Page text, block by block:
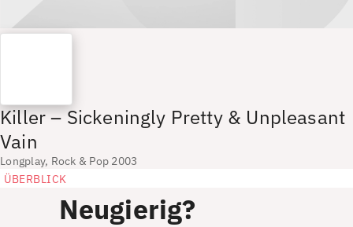
Killer – Sickeningly Pretty & Unpleasant
Vain
Longplay, Rock & Pop 2003
ÜBERBLICK
Neugierig?